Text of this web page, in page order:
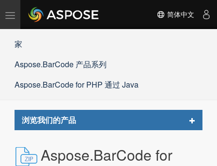
切
航
简体中文
家
Aspose.BarCode 产品系列
Aspose.BarCode for PHP 通过 Java
浏览我们的产品
Toggle
Aspose.BarCode for